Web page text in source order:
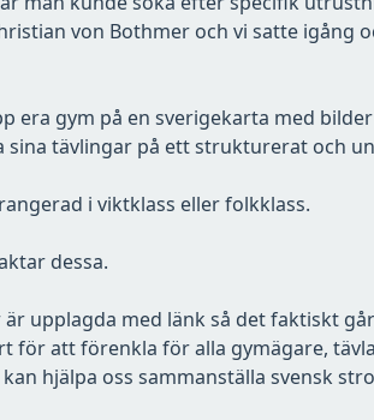
von Bothmer och vi satte igång
era gym på en sverigekarta med
tävlingar på ett strukturerat och
i viktklass eller folkklass.
dessa.
upplagda med länk så det faktiskt
att förenkla för alla gymägare,
hjälpa oss sammanställa svensk